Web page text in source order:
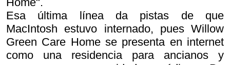
Esa última línea da pistas de que
MacIntosh estuvo internado, pues Willow
Green Care Home se presenta en internet
como una residencia para ancianos y